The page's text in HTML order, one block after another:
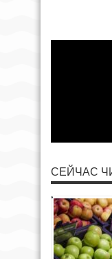
СЕЙЧАС